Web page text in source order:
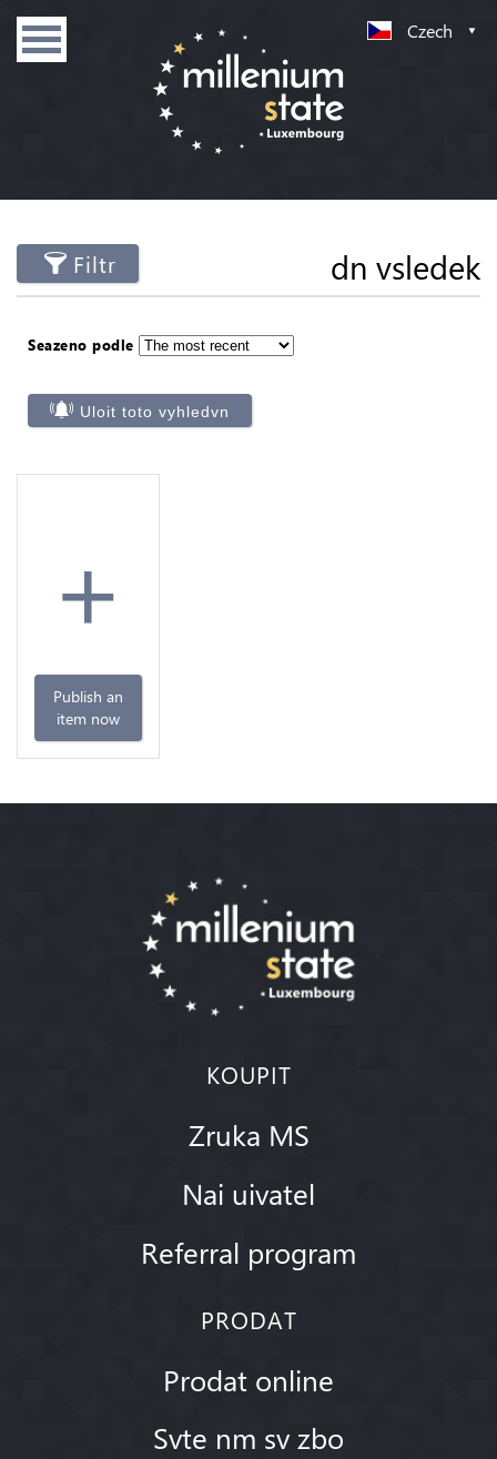
Czech
Filtr dn vsledek
Seazeno podle
Uloit toto vyhledvn
+
Publish an
item now
KOUPIT
Zruka MS
Nai uivatel
Referral program
PRODAT
Prodat online
Svte nm sv zbo